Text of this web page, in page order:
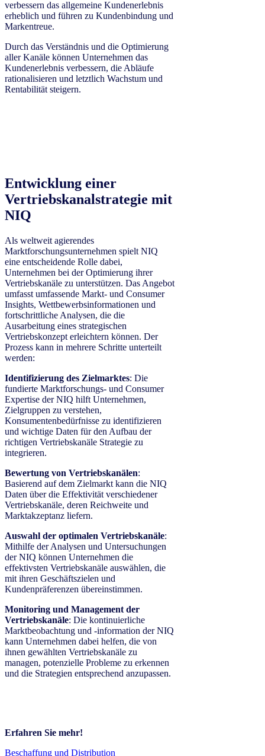
verbessern das allgemeine Kundenerlebnis
erheblich und führen zu Kundenbindung und
Markentreue.
Durch das Verständnis und die Optimierung
aller Kanäle können Unternehmen das
Kundenerlebnis verbessern, die Abläufe
rationalisieren und letztlich Wachstum und
Rentabilität steigern.
Entwicklung einer
Vertriebskanalstrategie mit
NIQ
Als weltweit agierendes
Marktforschungsunternehmen spielt NIQ
eine entscheidende Rolle dabei,
Unternehmen bei der Optimierung ihrer
Vertriebskanäle zu unterstützen. Das Angebot
umfasst umfassende Markt- und Consumer
Insights, Wettbewerbsinformationen und
fortschrittliche Analysen, die die
Ausarbeitung eines strategischen
Vertriebskonzept erleichtern können. Der
Prozess kann in mehrere Schritte unterteilt
werden:
Identifizierung des Zielmarktes: Die
fundierte Marktforschungs- und Consumer
Expertise der NIQ hilft Unternehmen,
Zielgruppen zu verstehen,
Konsumentenbedürfnisse zu identifizieren
und wichtige Daten für den Aufbau der
richtigen Vertriebskanäle Strategie zu
integrieren.
Bewertung von Vertriebskanälen:
Basierend auf dem Zielmarkt kann die NIQ
Daten über die Effektivität verschiedener
Vertriebskanäle, deren Reichweite und
Marktakzeptanz liefern.
Auswahl der optimalen Vertriebskanäle:
Mithilfe der Analysen und Untersuchungen
der NIQ können Unternehmen die
effektivsten Vertriebskanäle auswählen, die
mit ihren Geschäftszielen und
Kundenpräferenzen übereinstimmen.
Monitoring und Management der
Vertriebskanäle: Die kontinuierliche
Marktbeobachtung und -information der NIQ
kann Unternehmen dabei helfen, die von
ihnen gewählten Vertriebskanäle zu
managen, potenzielle Probleme zu erkennen
und die Strategien entsprechend anzupassen.
Erfahren Sie mehr!
Beschaffung und Distribution